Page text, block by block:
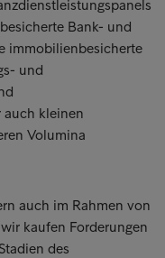
Bank- und
immobilienbesicherte
und
auch kleinen
Volumina
auch im Rahmen von
kaufen Forderungen
des